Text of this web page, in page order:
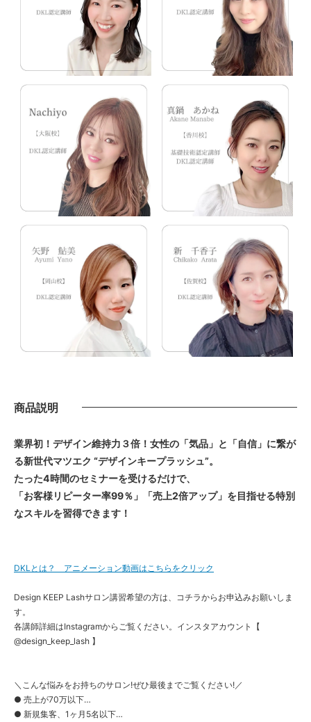
商品説明
業界初！デザイン維持力３倍！女性の「気品」と「自信」に繋が
る新世代マツエク “デザインキープラッシュ”。
たった4時間のセミナーを受けるだけで、
「お客様リピーター率99％」「売上2倍アップ」を目指せる特別
なスキルを習得できます！
DKLとは？ アニメーション動画はこちらをクリック
Design KEEP Lashサロン講習希望の方は、コチラからお申込みお願いしま
す。
各講師詳細はInstagramからご覧ください。インスタアカウント【
@design_keep_lash 】
＼こんな悩みをお持ちのサロン!ぜひ最後までご覧ください!／
● 売上が70万以下…
● 新規集客、1ヶ月5名以下…